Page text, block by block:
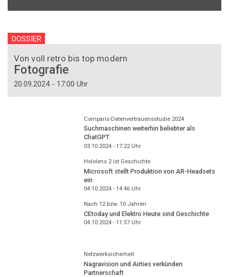
DOSSIER
Von voll retro bis top modern
Fotografie
20.09.2024 - 17:00 Uhr
Comparis-Datenvertrauensstudie 2024
Suchmaschinen weiterhin beliebter als
ChatGPT
03.10.2024 - 17:22Uhr
Hololens 2 ist Geschichte
Microsoft stellt Produktion von AR-Headsets
ein
04.10.2024 - 14:46Uhr
Nach 12 bzw. 10 Jahren
CEtoday und Elektro Heute sind Geschichte
04.10.2024 - 11:57Uhr
Netzwerksicherheit
Nagravision und Airties verkünden
Partnerschaft